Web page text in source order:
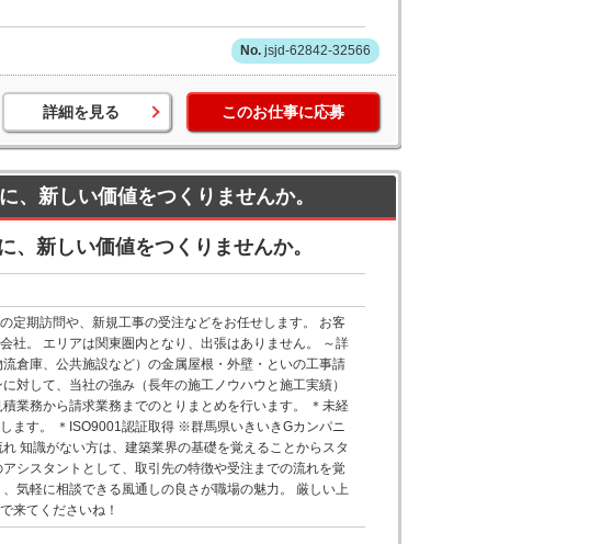
jsjd-62842-32566
詳細を見る このお仕事に応募
、新しい価値をつくりませんか。
新しい価値をつくりませんか。
定期訪問や、新規工事の受注などをお任せします。 お客
社。 エリアは関東圏内となり、出張はありません。 ～詳
倉庫、公共施設など）の金属屋根・外壁・といの工事請
対して、当社の強み（長年の施工ノウハウと施工実績）
業務から請求業務までのとりまとめを行います。 ＊未経
ます。 ＊ISO9001認証取得 ※群馬県いきいきGカンパニ
知識がない方は、建築業界の基礎を覚えることからスタ
シスタントとして、取引先の特徴や受注までの流れを覚
気軽に相談できる風通しの良さが職場の魅力。 厳しい上
来てくださいね！